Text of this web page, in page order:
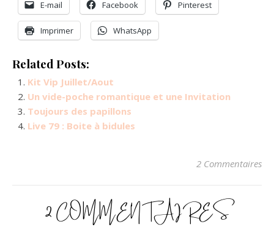
E-mail Facebook Pinterest
Imprimer WhatsApp
Related Posts:
Kit Vip Juillet/Aout
Un vide-poche romantique et une Invitation
Toujours des papillons
Live 79 : Boite à bidules
2 Commentaires
2 COMMENTAIRES